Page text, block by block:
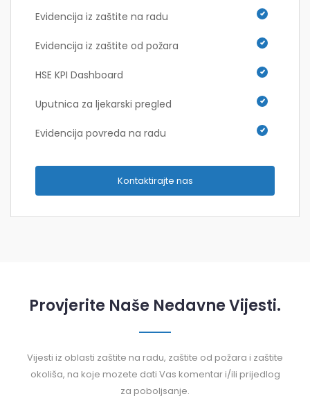
Evidencija iz zaštite na radu
Evidencija iz zaštite od požara
HSE KPI Dashboard
Uputnica za ljekarski pregled
Evidencija povreda na radu
Kontaktirajte nas
Provjerite Naše Nedavne Vijesti.
Vijesti iz oblasti zaštite na radu, zaštite od požara i zaštite
okoliša, na koje mozete dati Vas komentar i/ili prijedlog
za poboljsanje.